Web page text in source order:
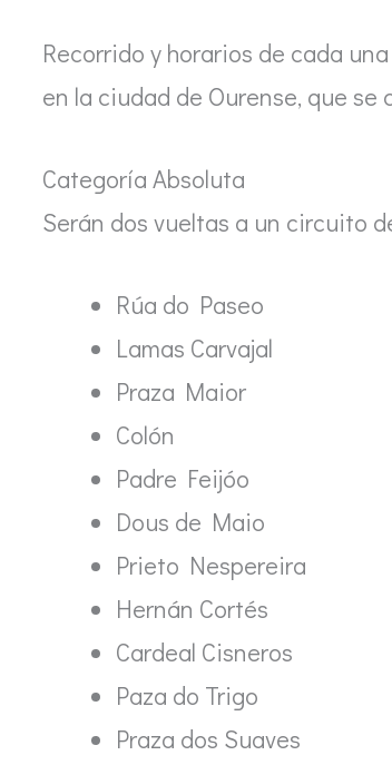
Recorrido y horarios de cada
en la ciudad de Ourense, que se
Categoría Absoluta
Serán dos vueltas a un circuito
Rúa do Paseo
Lamas Carvajal
Praza Maior
Colón
Padre Feijóo
Dous de Maio
Prieto Nespereira
Hernán Cortés
Cardeal Cisneros
Paza do Trigo
Praza dos Suaves